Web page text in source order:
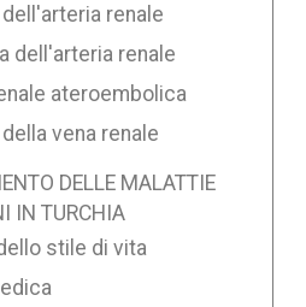
renale
dell'arteria renale
ateroembolica
vena renale
DELLE MALATTIE
IN TURCHIA
stile di vita